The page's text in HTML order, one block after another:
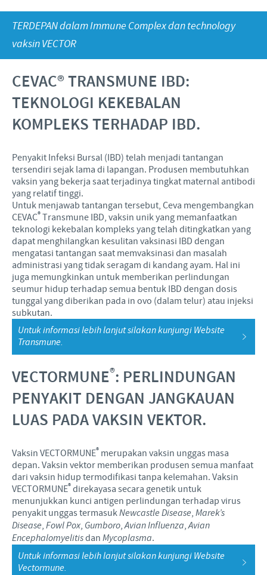
Nilai-nilai kami
Penelitian dan Pengembangan
Produksi
Keberadaan Ceva di dunia
Hubungi Kami
Sapi
Informasi lain
Disease Surveillance
Berita Kegiatan
PERAN & TANGGUNG JAWAB
Kerja sama bisnis dan ilmiah
Kontribusi
KARIR
Pekerjaan utama kami
Lowongan Pekerjaan
Pengembangan Diri
TERDEPAN dalam Immune Complex dan technology
vaksin VECTOR
CEVAC® TRANSMUNE IBD:
TEKNOLOGI KEKEBALAN
KOMPLEKS TERHADAP IBD.
Penyakit Infeksi Bursal (IBD) telah menjadi tantangan
tersendiri sejak lama di lapangan. Produsen membutuhkan
vaksin yang bekerja saat terjadinya tingkat maternal antibodi
yang relatif tinggi.
Untuk menjawab tantangan tersebut, Ceva mengembangkan
CEVAC® Transmune IBD, vaksin unik yang memanfaatkan
teknologi kekebalan kompleks yang telah ditingkatkan yang
dapat menghilangkan kesulitan vaksinasi IBD dengan
mengatasi tantangan saat memvaksinasi dan masalah
administrasi yang tidak seragam di kandang ayam. Hal ini
juga memungkinkan untuk memberikan perlindungan
seumur hidup terhadap semua bentuk IBD dengan dosis
tunggal yang diberikan pada in ovo (dalam telur) atau injeksi
subkutan.
Untuk informasi lebih lanjut silakan kunjungi Website
Transmune.
VECTORMUNE®: PERLINDUNGAN
PENYAKIT DENGAN JANGKAUAN
LUAS PADA VAKSIN VEKTOR.
Vaksin VECTORMUNE® merupakan vaksin unggas masa
depan. Vaksin vektor memberikan produsen semua manfaat
dari vaksin hidup termodifikasi tanpa kelemahan. Vaksin
VECTORMUNE® direkayasa secara genetik untuk
menunjukkan kunci antigen perlindungan terhadap virus
penyakit unggas termasukNewcastle Disease, Marek’s
Disease, Fowl Pox, Gumboro,Avian Influenza,Avian
Encephalomyelitisdan Mycoplasma.
Untuk informasi lebih lanjut silakan kunjungi Website
Vectormune.